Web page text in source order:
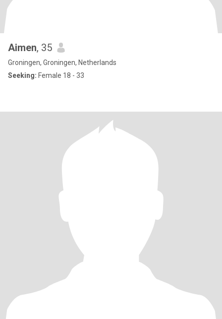
Aimen, 35
Groningen, Groningen, Netherlands
Seeking: Female 18 - 33